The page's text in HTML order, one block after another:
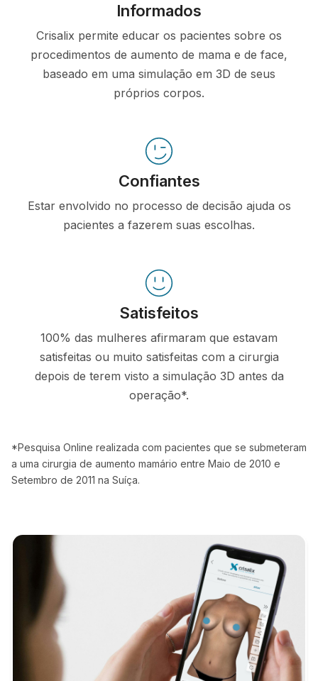
Informados
Crisalix permite educar os pacientes sobre os
procedimentos de aumento de mama e de face,
baseado em uma simulação em 3D de seus
próprios corpos.
Confiantes
Estar envolvido no processo de decisão ajuda os
pacientes a fazerem suas escolhas.
Satisfeitos
100% das mulheres afirmaram que estavam
satisfeitas ou muito satisfeitas com a cirurgia
depois de terem visto a simulação 3D antes da
operação*.
*Pesquisa Online realizada com pacientes que se submeteram
a uma cirurgia de aumento mamário entre Maio de 2010 e
Setembro de 2011 na Suíça.